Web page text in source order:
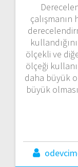
çalışmanın
ölçekli ve
ölçeği
daha büyük
büyük